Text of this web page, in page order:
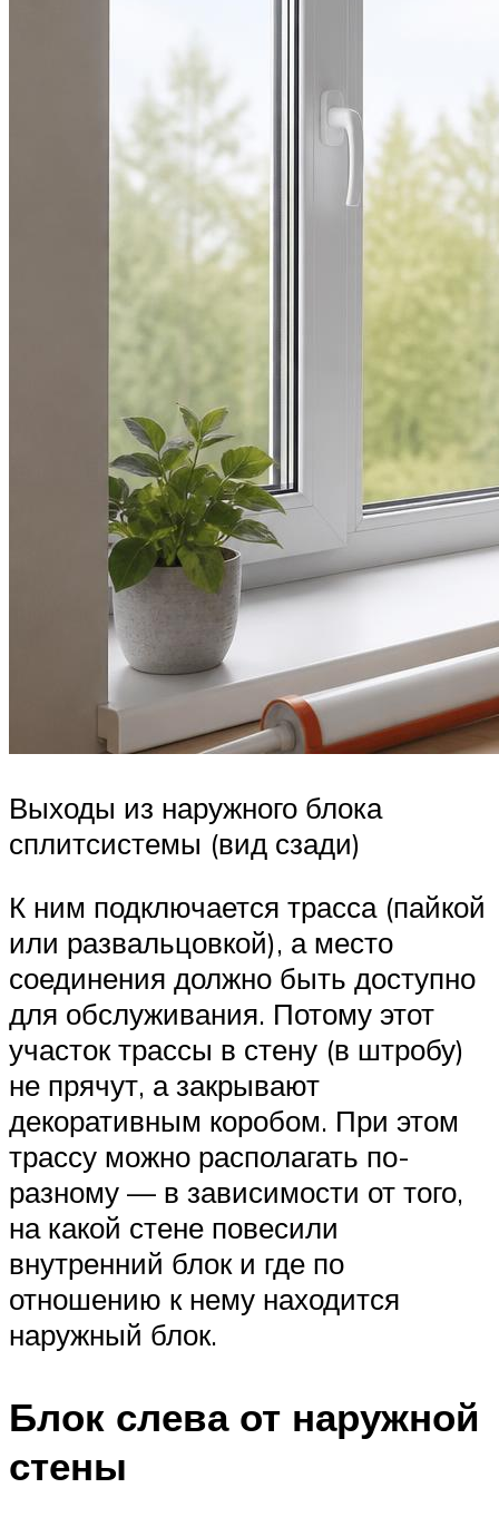
Выходы из наружного блока
сплитсистемы (вид сзади)
К ним подключается трасса (пайкой
или развальцовкой), а место
соединения должно быть доступно
для обслуживания. Потому этот
участок трассы в стену (в штробу)
не прячут, а закрывают
декоративным коробом. При этом
трассу можно располагать по-
разному — в зависимости от того,
на какой стене повесили
внутренний блок и где по
отношению к нему находится
наружный блок.
Блок слева от наружной
стены